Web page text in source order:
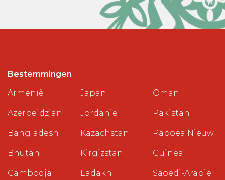
Bestemmingen
Armenië
Azerbeidzjan
Bangladesh
Bhutan
Cambodja
Japan
Jordanië
Kazachstan
Kirgizstan
Ladakh
Oman
Pakistan
Papoea Nieuw
Guinea
Saoedi-Arabië